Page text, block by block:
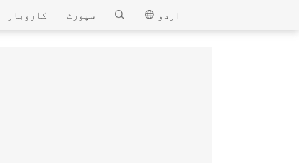
MEmu
اردو سپورٹ کاروبار